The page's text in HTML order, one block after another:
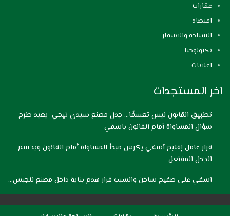
عقارات
اقتصاد
السياحة والاسفار
تكنولوجيا
اعلانات
اخر المستجدات
تطبيق القانون ليس تعسفًا… جدل مصنع سيدي تيجي يعيد طرح
سؤال المساواة أمام القانون بآسفي
قرار عامل إقليم آسفي يكرس مبدأ المساواة أمام القانون ويحسم
الجدل المفتعل
اسفي على صفيح ساخن والسبب قرار هدم بناية داخل مصنع للجبس…